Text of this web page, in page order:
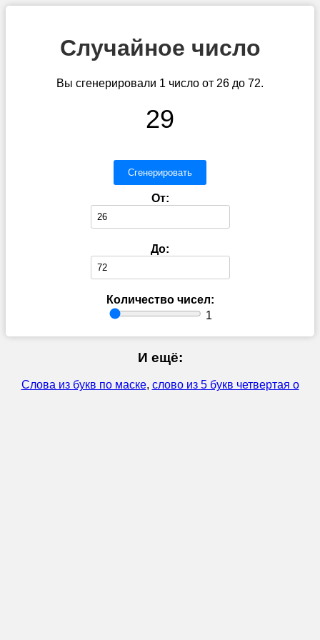
Случайное число
Вы сгенерировали 1 число от 26 до 72.
29
Сгенерировать
От:
До:
Количество чисел:
1
И ещё:
Слова из букв по маске, слово из 5 букв четвертая о